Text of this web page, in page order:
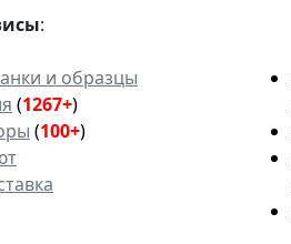
:
и образцы
(1267+)
(100+)